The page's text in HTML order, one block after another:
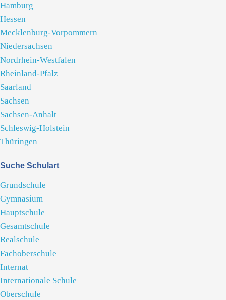
Hamburg
Hessen
Mecklenburg-Vorpommern
Niedersachsen
Nordrhein-Westfalen
Rheinland-Pfalz
Saarland
Sachsen
Sachsen-Anhalt
Schleswig-Holstein
Thüringen
Suche Schulart
Grundschule
Gymnasium
Hauptschule
Gesamtschule
Realschule
Fachoberschule
Internat
Internationale Schule
Oberschule